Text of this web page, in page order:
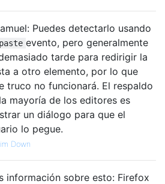
Puedes detectarlo usando
paste evento, pero generalmente
tarde para redirigir la
a otro elemento, por lo que
truco no funcionará. El respaldo
mayoría de los editores es
un diálogo para que el
lo pegue.
Down
información sobre esto: Firefox